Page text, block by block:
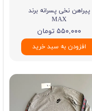
پیراهن نخی پسرانه برند
MAX
۵۵۰,۰۰۰ تومان
افزودن به سبد خرید